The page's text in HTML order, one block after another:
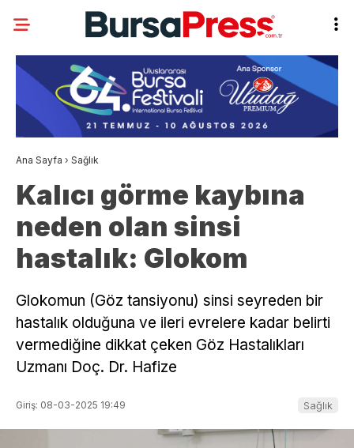
Ana Sayfa › Sağlık
Kalıcı görme kaybına
neden olan sinsi
hastalık: Glokom
Glokomun (Göz tansiyonu) sinsi seyreden bir
hastalık olduğuna ve ileri evrelere kadar belirti
vermediğine dikkat çeken Göz Hastalıkları
Uzmanı Doç. Dr. Hafize
Giriş: 08-03-2025 19:49 Sağlık